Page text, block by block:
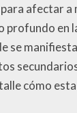
afectar
profundo en
se
cómo